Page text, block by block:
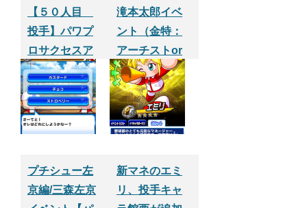
【５０人目
投手】パワプ
ロサクセスア
プリ
滝本太郎イベ
ント（金特：
アーチストor
安打製造機取
得イベント）
【パワプロサ
クセスアプ
プチシュー左
京編/三森左京
新マネのエミ
リ、投手キャ